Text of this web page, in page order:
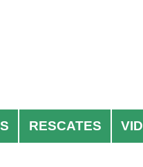
RESCATES